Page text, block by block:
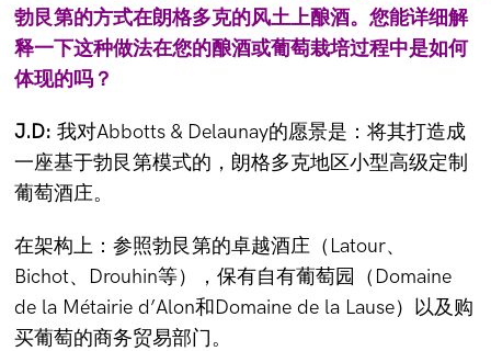
勃艮第的方式在朗格多克的风土上酿酒。您能详细解
释一下这种做法在您的酿酒或葡萄栽培过程中是如何
体现的吗？
J.D: 我对Abbotts & Delaunay的愿景是：将其打造成
一座基于勃艮第模式的，朗格多克地区小型高级定制
葡萄酒庄。
在架构上：参照勃艮第的卓越酒庄（Latour、
Bichot、Drouhin等），保有自有葡萄园（Domaine
de la Métairie d’Alon和Domaine de la Lause）以及购
买葡萄的商务贸易部门。